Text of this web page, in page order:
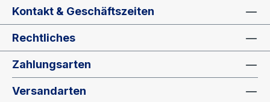
Kontakt & Geschäftszeiten
Rechtliches
Zahlungsarten
Versandarten